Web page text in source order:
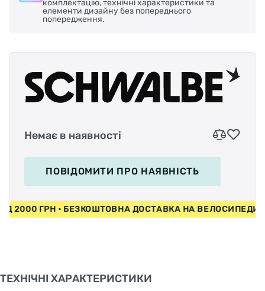
комплектацію, технічні характеристики та
елементи дизайну без попереднього
попередження.
Немає в наявності
ПОВІДОМИТИ ПРО НАЯВНІСТЬ
2000 ГРН • БЕЗКОШТОВНА ДОСТАВКА НА
ТЕХНІЧНІ ХАРАКТЕРИСТИКИ